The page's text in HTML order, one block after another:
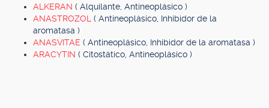
ALKERAN ( Alquilante, Antineoplásico )
ANASTROZOL ( Antineoplásico, Inhibidor de la
aromatasa )
ANASVITAE ( Antineoplásico, Inhibidor de la aromatasa )
ARACYTIN ( Citostático, Antineoplásico )